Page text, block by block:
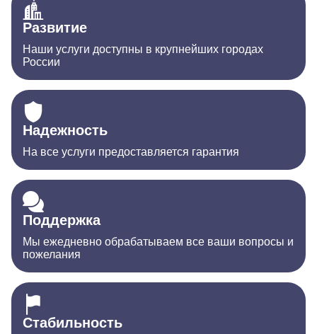
Развитие
Наши услуги доступны в крупнейших городах
России
Надежность
На все услуги предоставляется гарантия
Поддержка
Мы ежедневно обрабатываем все ваши вопросы и
пожелания
Стабильность